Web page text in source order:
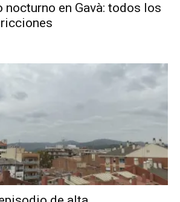
nocturno en Gavà: todos los